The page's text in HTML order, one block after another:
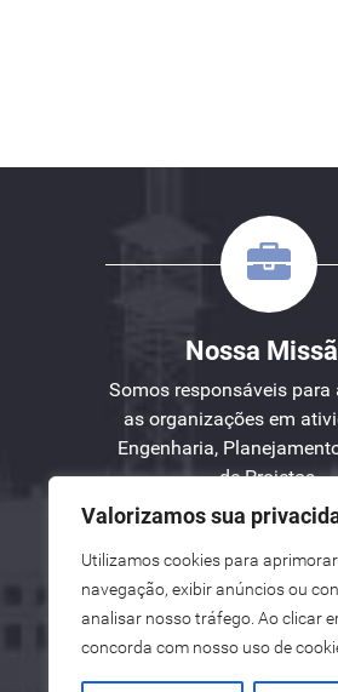
Valorizamos sua
Utilizamos cookies para
navegação, exibir anúncios ou
analisar nosso tráfego. Ao clicar
concorda com nosso uso de
Nossa
Somos responsáveis para
as organizações em
Engenharia,
de Projetos.
See here an English
Vea aquí una versión en